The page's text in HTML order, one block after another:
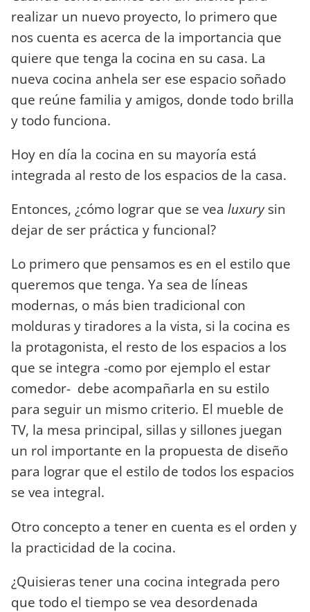
realizar un nuevo proyecto, lo primero que
nos cuenta es acerca de la importancia que
quiere que tenga la cocina en su casa. La
nueva cocina anhela ser ese espacio soñado
que reúne familia y amigos, donde todo brilla
y todo funciona.
Hoy en día la cocina en su mayoría está
integrada al resto de los espacios de la casa.
Entonces, ¿cómo lograr que se vea luxurysin
dejar de ser práctica y funcional?
Lo primero que pensamos es en el estilo que
queremos que tenga. Ya sea de líneas
modernas, o más bien tradicional con
molduras y tiradores a la vista, si la cocina es
la protagonista, el resto de los espacios a los
que se integra -como por ejemplo el estar
comedor- debe acompañarla en su estilo
para seguir un mismo criterio. El mueble de
TV, la mesa principal, sillas y sillones juegan
un rol importante en la propuesta de diseño
para lograr que el estilo de todos los espacios
se vea integral.
Otro concepto a tener en cuenta es el orden y
la practicidad de la cocina.
¿Quisieras tener una cocina integrada pero
que todo el tiempo se vea desordenada